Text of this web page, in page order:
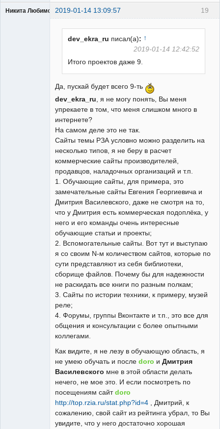
19
Никита Любимов 2019-01-14 13:09:57
dev_ekra_ru писал(а): ↑
2019-01-14 12:42:52
Итого проектов даже 9.
Да, пускай будет всего 9-ть
dev_ekra_ru, я не могу понять, Вы меня
упрекаете в том, что меня слишком много в
интернете?
На самом деле это не так.
Сайты темы РЗА условно можно разделить на
несколько типов, я не беру в расчет
коммерческие сайты производителей,
продавцов, наладочных организаций и т.п.
1. Обучающие сайты, для примера, это
замечательные сайты Евгения Георгиевича и
Дмитрия Василевского, даже не смотря на то,
что у Дмитрия есть коммерческая подоплёка, у
него и его команды очень интересные
обучающие статьи и проекты;
2. Вспомогательные сайты. Вот тут и выступаю
я со своим N-м количеством сайтов, которые по
сути представляют из себя библиотеки,
сборище файлов. Почему бы для надежности
не раскидать все книги по разным полкам;
3. Сайты по истории техники, к примеру, музей
реле;
4. Форумы, группы Вконтакте и т.п., это все для
общения и консультации с более опытными
коллегами.
Как видите, я не лезу в обучающую область, я
не умею обучать и после doro и Дмитрия
Василевского мне в этой области делать
нечего, не мое это. И если посмотреть по
посещениям сайтdoro
http://top.rzia.ru/stat.php?id=4 , Дмитрий, к
сожалению, свой сайт из рейтинга убрал, то Вы
увидите, что у него достаточно хорошая